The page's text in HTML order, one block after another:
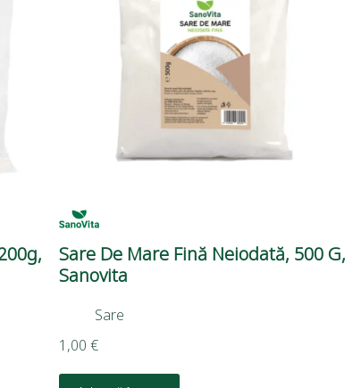
Sare De Mare Fină Neiodată, 500 G,
Sanovita
Sare
1,00€